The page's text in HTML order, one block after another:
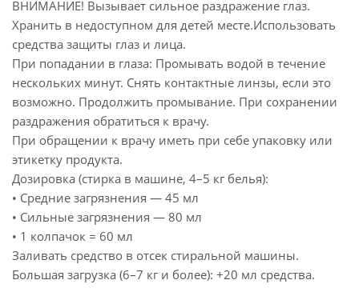
ВНИМАНИЕ! Вызывает сильное раздражение глаз.
Хранить в недоступном для детей месте.Использовать
средства защиты глаз и лица.
При попадании в глаза: Промывать водой в течение
нескольких минут. Снять контактные линзы, если это
возможно. Продолжить промывание. При сохранении
раздражения обратиться к врачу.
При обращении к врачу иметь при себе упаковку или
этикетку продукта.
Дозировка (стирка в машине, 4–5 кг белья):
• Средние загрязнения — 45 мл
• Сильные загрязнения — 80 мл
• 1 колпачок = 60 мл
Заливать средство в отсек стиральной машины.
Большая загрузка (6–7 кг и более): +20 мл средства.